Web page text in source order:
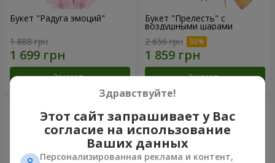
Букет "Радуга эмоций"
1 888 грн
Заказать
Букет "Прелесть" с
воздушными шарами
2 656 грн
Заказать
Здравствуйте!
Этот сайт запрашивает у Вас
согласие на использование
Ваших данных
Персонализированная реклама и контент,